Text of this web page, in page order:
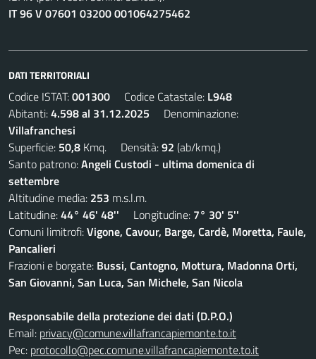
IT 96 V 07601 03200 001064275462
DATI TERRITORIALI
Codice ISTAT:001300 Codice Catastale: L948
Abitanti:4.598 al 31.12.2025 Denominazione:
Villafranchesi
Superficie: 50,8 Kmq. Densità:92 (ab/kmq.)
Santo patrono:Angeli Custodi - ultima domenica di
settembre
Altitudine media: 253 m.s.l.m.
Latitudine:44° 46' 48'' Longitudine: 7° 30' 5''
Comuni limitrofi:Vigone, Cavour, Barge, Cardè, Moretta, Faule,
Pancalieri
Frazioni e borgate: Bussi, Cantogno, Mottura, Madonna Orti,
San Giovanni, San Luca, San Michele, San Nicola
Responsabile della protezione dei dati (D.P.O.)
Email: privacy@comune.villafrancapiemonte.to.it
Pec: protocollo@pec.comune.villafrancapiemonte.to.it